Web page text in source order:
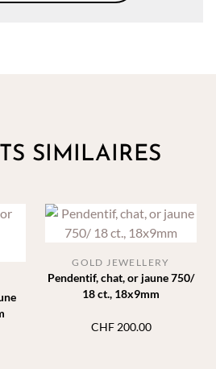
SIMILAIRES
Pendentif, chat, or jaune 750/
18 ct., 18x9mm
GOLD JEWELLERY
CHF200.00